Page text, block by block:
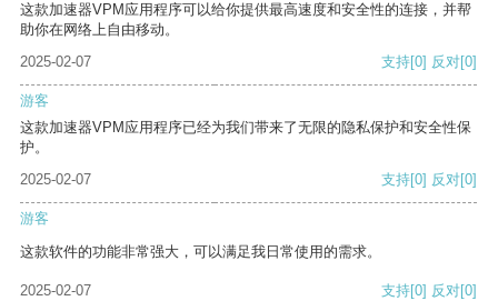
这款加速器VPM应用程序可以给你提供最高速度和安全性的连接，并帮
助你在网络上自由移动。
2025-02-07
支持[0] 反对[0]
游客
这款加速器VPM应用程序已经为我们带来了无限的隐私保护和安全性保
护。
2025-02-07
支持[0] 反对[0]
游客
这款软件的功能非常强大，可以满足我日常使用的需求。
2025-02-07 支持[0] 反对[0]